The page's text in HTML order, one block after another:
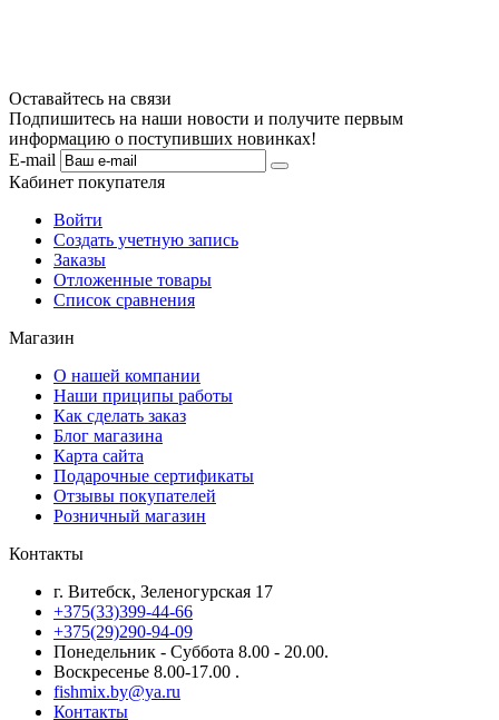
Оставайтесь на связи
Подпишитесь на наши новости и получите первым
информацию о поступивших новинках!
E-mail
Кабинет покупателя
Войти
Создать учетную запись
Заказы
Отложенные товары
Список сравнения
Магазин
О нашей компании
Наши приципы работы
Как сделать заказ
Блог магазина
Карта сайта
Подарочные сертификаты
Отзывы покупателей
Розничный магазин
Контакты
г. Витебск, Зеленогурская 17
+375(33)399-44-66
+375(29)290-94-09
Понедельник - Суббота 8.00 - 20.00.
Воскресенье 8.00-17.00 .
fishmix.by@ya.ru
Контакты